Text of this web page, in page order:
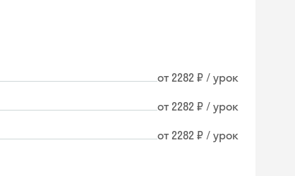
от 2282 ₽ / урок
от 2282 ₽ / урок
от 2282 ₽ / урок